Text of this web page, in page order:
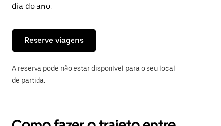
para
o
calendário.
dia do ano.
Reserve viagens
A reserva pode não estar disponível para o seu local
de partida.